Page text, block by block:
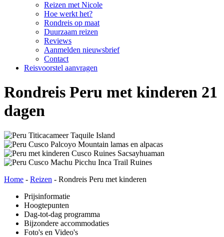
Reizen met Nicole
Hoe werkt het?
Rondreis op maat
Duurzaam reizen
Reviews
Aanmelden nieuwsbrief
Contact
Reisvoorstel aanvragen
Rondreis Peru met kinderen 21
dagen
Home - Reizen - Rondreis Peru met kinderen
Prijsinformatie
Hoogtepunten
Dag-tot-dag programma
Bijzondere accommodaties
Foto's en Video's